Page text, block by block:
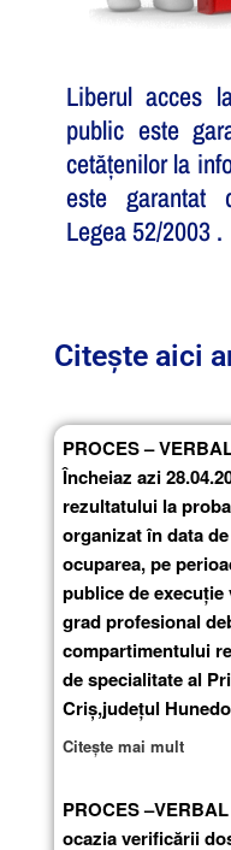
Liberul acces
public este
cetățenilor la
este garantat
Legea 52/2003 .
Citește aici
PROCES –
Încheiaz azi
rezultatului la
organizat în data
ocuparea, pe
publice de execuție
grad profesional
compartimentului
de specialitate al
Criș,județul
Citește mai mult
PROCES
ocazia verificării